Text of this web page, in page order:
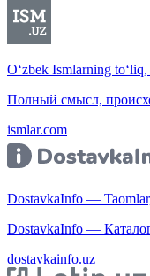
O‘zbek Ismlarning
Полный смысл,
ismlar.com
DostavkaInfo —
DostavkaInfo —
dostavkainfo.uz